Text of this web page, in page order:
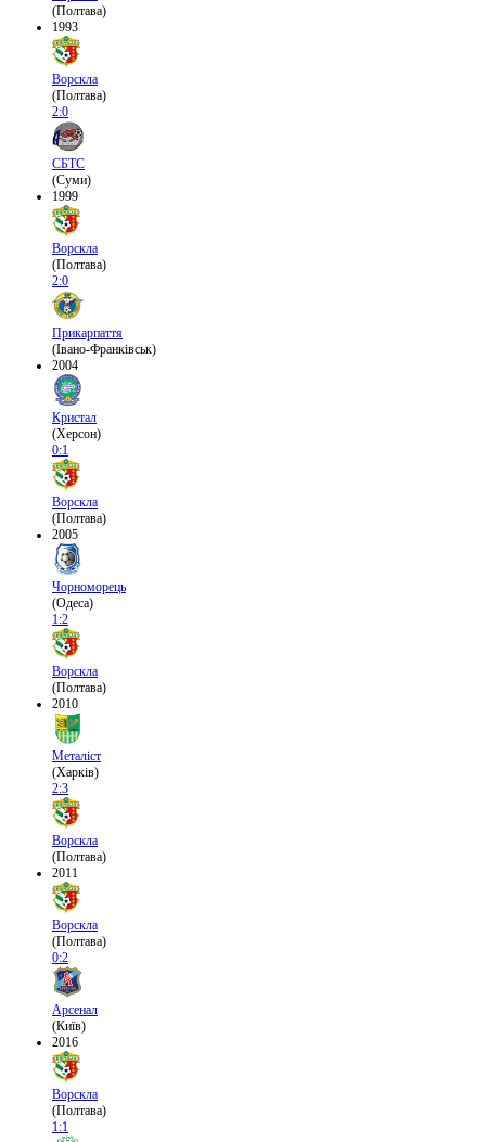
(Полтава)
1993
Ворскла
(Полтава)
2:0
СБТС
(Суми)
1999
Ворскла
(Полтава)
2:0
Прикарпаття
(Івано-Франківськ)
2004
Кристал
(Херсон)
0:1
Ворскла
(Полтава)
2005
Чорноморець
(Одеса)
1:2
Ворскла
(Полтава)
2010
Металіст
(Харків)
2:3
Ворскла
(Полтава)
2011
Ворскла
(Полтава)
0:2
Арсенал
(Київ)
2016
Ворскла
(Полтава)
1:1